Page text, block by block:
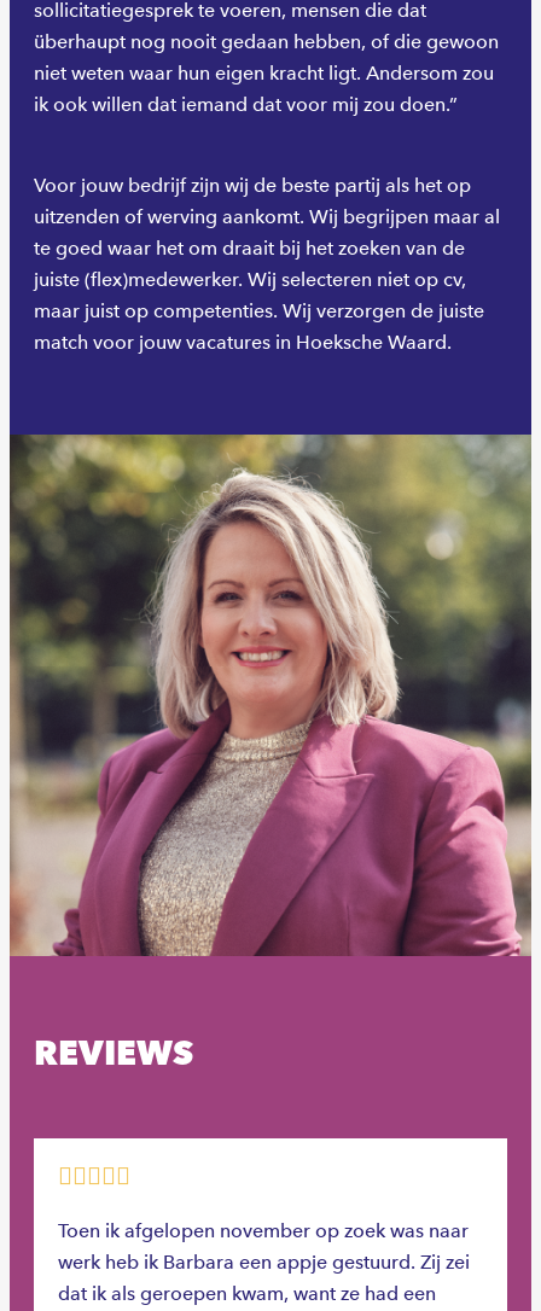
sollicitatiegesprek te voeren, mensen die dat
überhaupt nog nooit gedaan hebben, of die gewoon
niet weten waar hun eigen kracht ligt. Andersom zou
ik ook willen dat iemand dat voor mij zou doen.”
Voor jouw bedrijf zijn wij de beste partij als het op
uitzenden of werving aankomt. Wij begrijpen maar al
te goed waar het om draait bij het zoeken van de
juiste (flex)medewerker. Wij selecteren niet op cv,
maar juist op competenties. Wij verzorgen de juiste
match voor jouw vacatures in Hoeksche Waard.
REVIEWS
Toen ik afgelopen november op zoek was naar
werk heb ik Barbara een appje gestuurd. Zij zei
dat ik als geroepen kwam, want ze had een